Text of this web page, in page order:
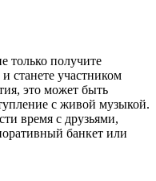
только получите
станете участником
это может быть
с живой музыкой.
время с друзьями,
банкет или